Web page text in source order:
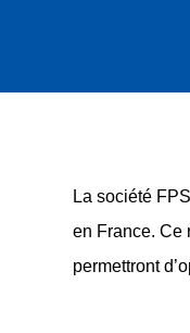
La société
en France. Ce
permettront